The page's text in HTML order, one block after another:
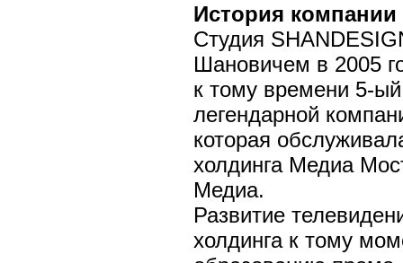
История компании
Студия
Шановичем в 2005
к тому времени 5-
легендарной
которая
холдинга Медиа
Медиа.
Развитие
холдинга к тому